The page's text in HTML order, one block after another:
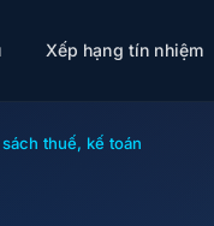
Xếp hạng tín nhiệm
kế toán
thuế, kế toán